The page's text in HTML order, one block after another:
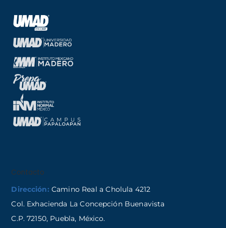
Contacto
Dirección: Camino Real a Cholula 4212
Col. Exhacienda La Concepción Buenavista
C.P. 72150, Puebla, México.